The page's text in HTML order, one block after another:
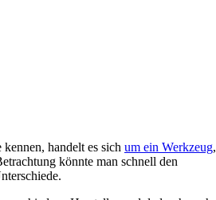
handelt es sich um ein Werkzeug,
könnte man schnell den